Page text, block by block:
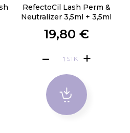
RefectoCil Lash Perm &
Neutralizer 3,5ml + 3,5ml
19,80 €
STK